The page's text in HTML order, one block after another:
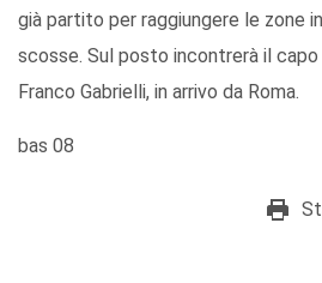
già partito per raggiungere le zone
scosse. Sul posto incontrerà il
Franco Gabrielli, in arrivo da Roma.
bas 08